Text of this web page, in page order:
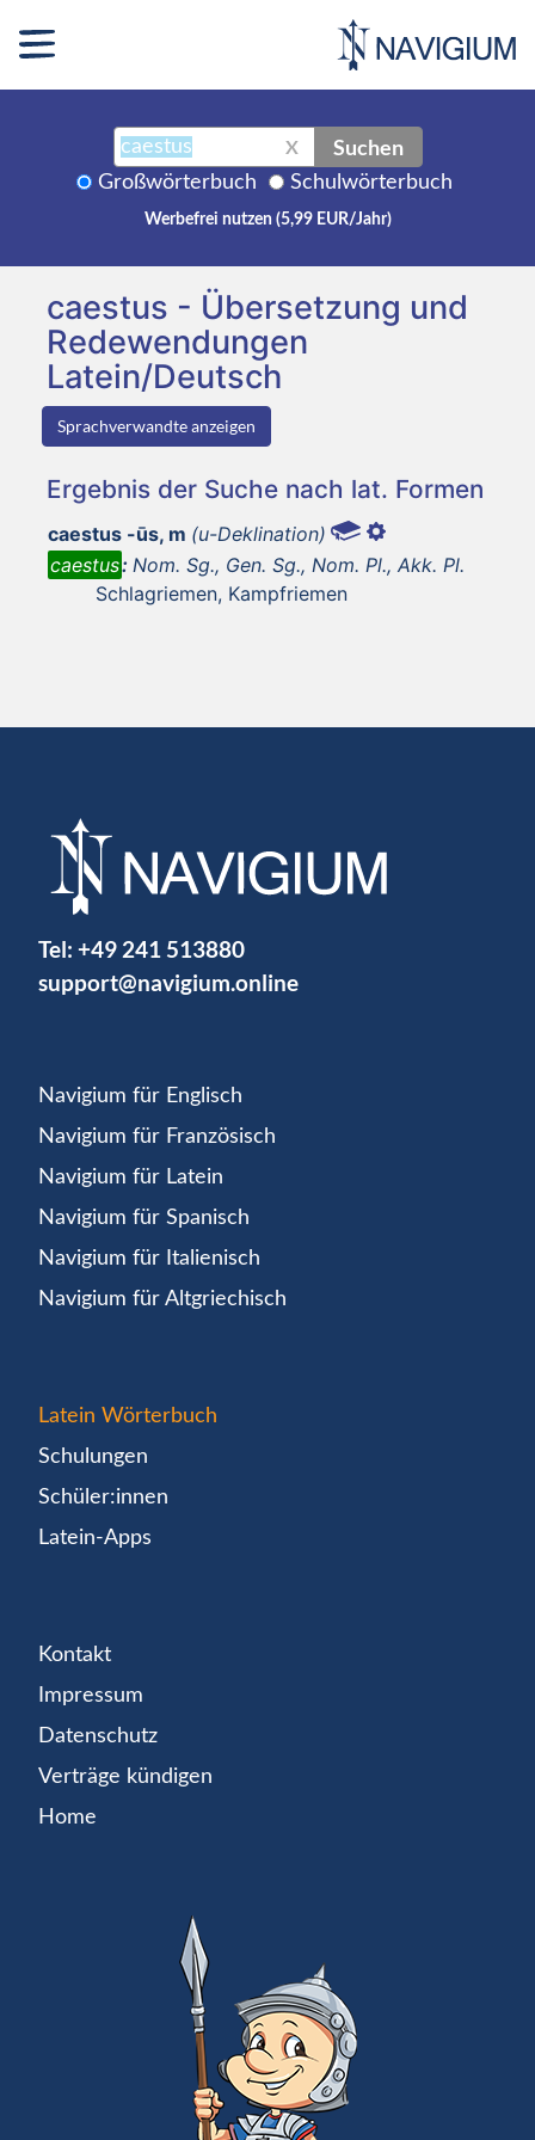
X Suchen
Großwörterbuch Schulwörterbuch
Werbefrei nutzen (5,99 EUR/Jahr)
caestus - Übersetzung und
Redewendungen
Latein/Deutsch
Sprachverwandte anzeigen
Ergebnis der Suche nach lat. Formen
caestus -ūs, m (u-Deklination)
caestus: Nom. Sg., Gen. Sg., Nom. Pl., Akk. Pl.
Schlagriemen, Kampfriemen
Tel: +49 241 513880
support@navigium.online
Navigium für Englisch
Navigium für Französisch
Navigium für Latein
Navigium für Spanisch
Navigium für Italienisch
Navigium für Altgriechisch
Latein Wörterbuch
Schulungen
Schüler:innen
Latein-Apps
Kontakt
Impressum
Datenschutz
Verträge kündigen
Home